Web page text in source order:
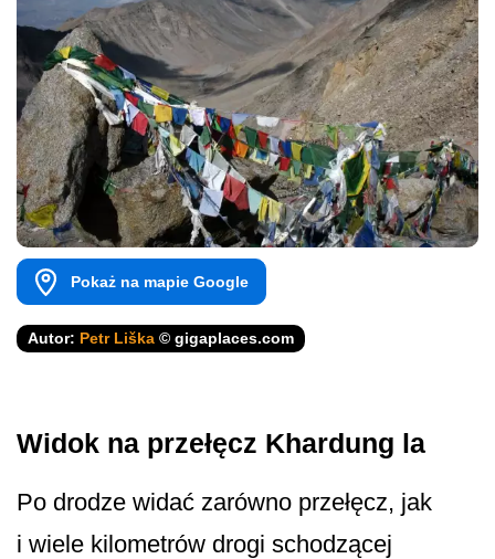
Pokaż na mapie Google
Autor: Petr Liška © gigaplaces.com
Widok na przełęcz Khardung la
Po drodze widać zarówno przełęcz, jak
i wiele kilometrów drogi schodzącej